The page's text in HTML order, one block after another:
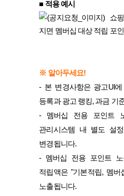
■ 적용 예시
※ 알아두세요!
- 본 변경사항은 광고UI
등록과 광고 랭킹, 과금 기
- 멤버십 전용 포인트
관리시스템 내 별도 설
변경됩니다.
- 멤버십 전용 포인트
적립액은 "기본적립, 멤
노출됩니다.